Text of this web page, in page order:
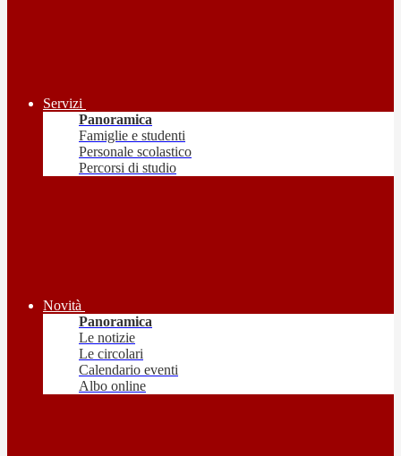
Servizi
Panoramica
Famiglie e studenti
Personale scolastico
Percorsi di studio
Novità
Panoramica
Le notizie
Le circolari
Calendario eventi
Albo online